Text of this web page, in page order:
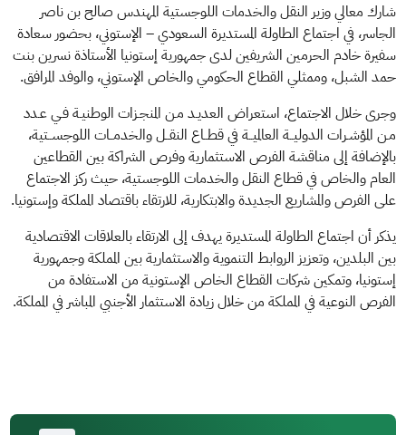
شارك معالي وزير النقل والخدمات اللوجستية المهندس صالح بن ناصر
الجاسر، في اجتماع الطاولة المستديرة السعودي – الإستوني، بحضور سعادة
سفيرة خادم الحرمين الشريفين لدى جمهورية إستونيا الأستاذة نسرين بنت
حمد الشبل، وممثلي القطاع الحكومي والخاص الإستوني، والوفد المرافق.
وجرى خلال الاجتماع، استعراض العديـد مـن المنجـزات الوطنيـة فـي عـدد
مـن المؤشـرات الدوليــة العالميــة في قطــاع النقــل والخدمــات اللوجســتية،
بالإضافة إلى مناقشة الفرص الاستثمارية وفرص الشراكة بين القطاعين
العام والخاص في قطاع النقل والخدمات اللوجستية، حيث ركز الاجتماع
على الفرص والمشاريع الجديدة والابتكارية، للارتقاء باقتصاد المملكة وإستونيا.
يذكر أن اجتماع الطاولة المستديرة يهدف إلى الارتقاء بالعلاقات الاقتصادية
بين البلدين، وتعزيز الروابط التنموية والاستثمارية بين المملكة وجمهورية
إستونيا، وتمكين شركات القطاع الخاص الإستونية من الاستفادة من
الفرص النوعية في المملكة من خلال زيادة الاستثمار الأجنبي المباشر في المملكة.